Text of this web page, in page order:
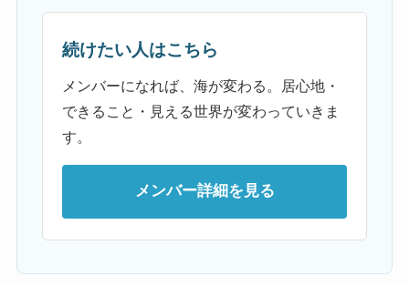
続けたい人はこちら
メンバーになれば、海が変わる。居心地・
できること・見える世界が変わっていきま
す。
メンバー詳細を見る